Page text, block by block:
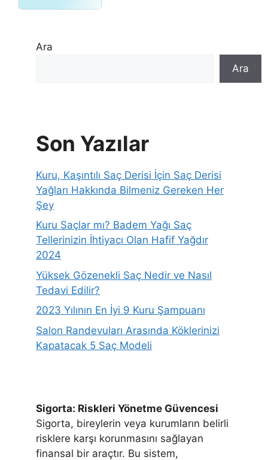
Ara
Ara
Son Yazılar
Kuru, Kaşıntılı Saç Derisi İçin Saç Derisi
Yağları Hakkında Bilmeniz Gereken Her
Şey
Kuru Saçlar mı? Badem Yağı Saç
Tellerinizin İhtiyacı Olan Hafif Yağdır
2024
Yüksek Gözenekli Saç Nedir ve Nasıl
Tedavi Edilir?
2023 Yılının En İyi 9 Kuru Şampuanı
Salon Randevuları Arasında Köklerinizi
Kapatacak 5 Saç Modeli
Sigorta: Riskleri Yönetme Güvencesi
Sigorta, bireylerin veya kurumların belirli
risklere karşı korunmasını sağlayan
finansal bir araçtır. Bu sistem,